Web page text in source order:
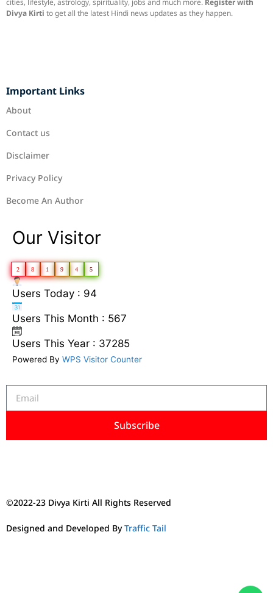
cities, lifestyle, astrology, spirituality, jobs and much more. Register with
Divya Kirti to get all the latest Hindi news updates as they happen.
Important Links
About
Contact us
Disclaimer
Privacy Policy
Become An Author
Our Visitor
2 8 1 9 4 5
Users Today : 94
Users This Month : 567
Users This Year : 37285
Powered By WPS Visitor Counter
Subscribe
©2022-23 Divya Kirti All Rights Reserved
Designed and Developed ByTraffic Tail